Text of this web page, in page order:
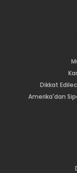
Dikkat
Amerika'dan